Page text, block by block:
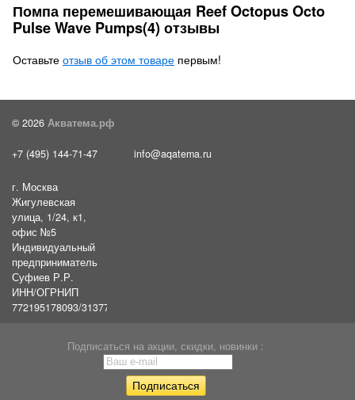
Помпа перемешивающая Reef Octopus Octo
Pulse Wave Pumps(4) отзывы
Оставьте отзыв об этом товаре первым!
© 2026 Акватема.рф
+7 (495) 144-71-47 info@aqatema.ru
г. Москва
Жигулевская
улица, 1/24, к1,
офис №5
Индивидуальный
предприниматель
Суфиев Р.Р.
ИНН/ОГРНИП
772195178093/31377461610054
Подписаться на акции, скидки, новинки :